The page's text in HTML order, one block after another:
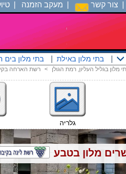
| מעקב הזמנה צור קשר
בתי מלון בים בתי מלון באילת
רשת הארחה < מלון בגליל העליון, רמת הגולן
גלריה
מלון בטבע